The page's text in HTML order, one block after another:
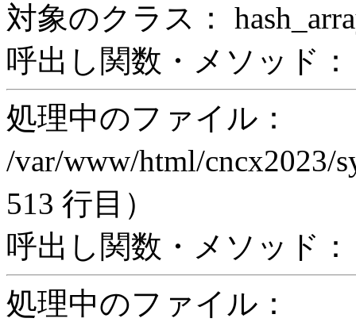
対象のクラス：
呼出し関数・メソッド：
処理中のファイル：
/var/www/html/cncx2023/
513 行目）
呼出し関数・メソッド：
処理中のファイル：